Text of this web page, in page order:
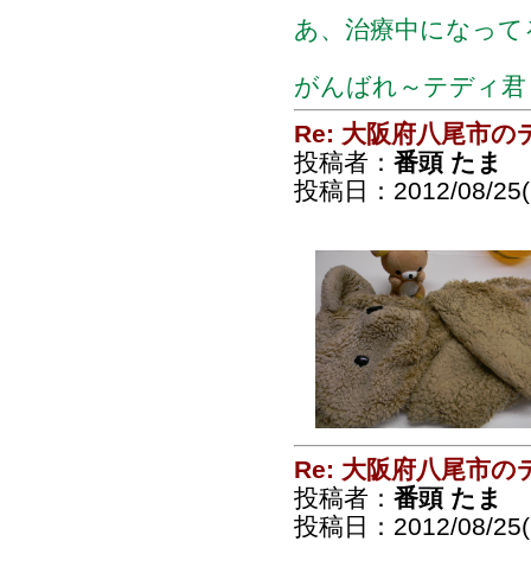
あ、治療中になって
がんばれ～テディ君
Re: 大阪府八尾市の
投稿者： 番頭 たま
投稿日：2012/08/
Re: 大阪府八尾市の
投稿者： 番頭 たま
投稿日：2012/08/